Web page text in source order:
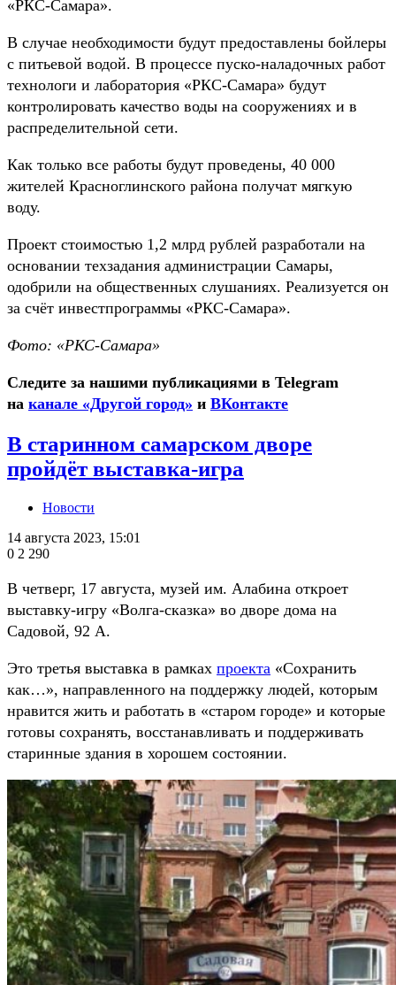
«РКС-Самара».
В случае необходимости будут предоставлены бойлеры
с питьевой водой. В процессе пуско-наладочных работ
технологи и лаборатория «РКС-Самара» будут
контролировать качество воды на сооружениях и в
распределительной сети.
Как только все работы будут проведены, 40 000
жителей Красноглинского района получат мягкую
воду.
Проект стоимостью 1,2 млрд рублей разработали на
основании техзадания администрации Самары,
одобрили на общественных слушаниях. Реализуется он
за счёт инвестпрограммы «РКС-Самара».
Фото: «РКС-Самара»
Следите за нашими публикациями в Telegram
на канале «Другой город» и ВКонтакте
В старинном самарском дворе
пройдёт выставка-игра
Новости
14 августа 2023, 15:01
0 2 290
В четверг, 17 августа, музей им. Алабина откроет
выставку-игру «Волга-сказка» во дворе дома на
Садовой, 92 А.
Это третья выставка в рамках проекта «Сохранить
как…», направленного на поддержку людей, которым
нравится жить и работать в «старом городе» и которые
готовы сохранять, восстанавливать и поддерживать
старинные здания в хорошем состоянии.